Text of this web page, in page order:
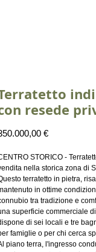
resede
€Prezzo
STORICO -
nella storica zona di
terratetto in pietra,
in ottime
tra tradizione e
superficie commerciale
di sei locali e tre
famiglie o per chi cerca
piano terra, l'ingresso